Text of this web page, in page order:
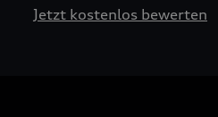
Jetzt kostenlos bewerten